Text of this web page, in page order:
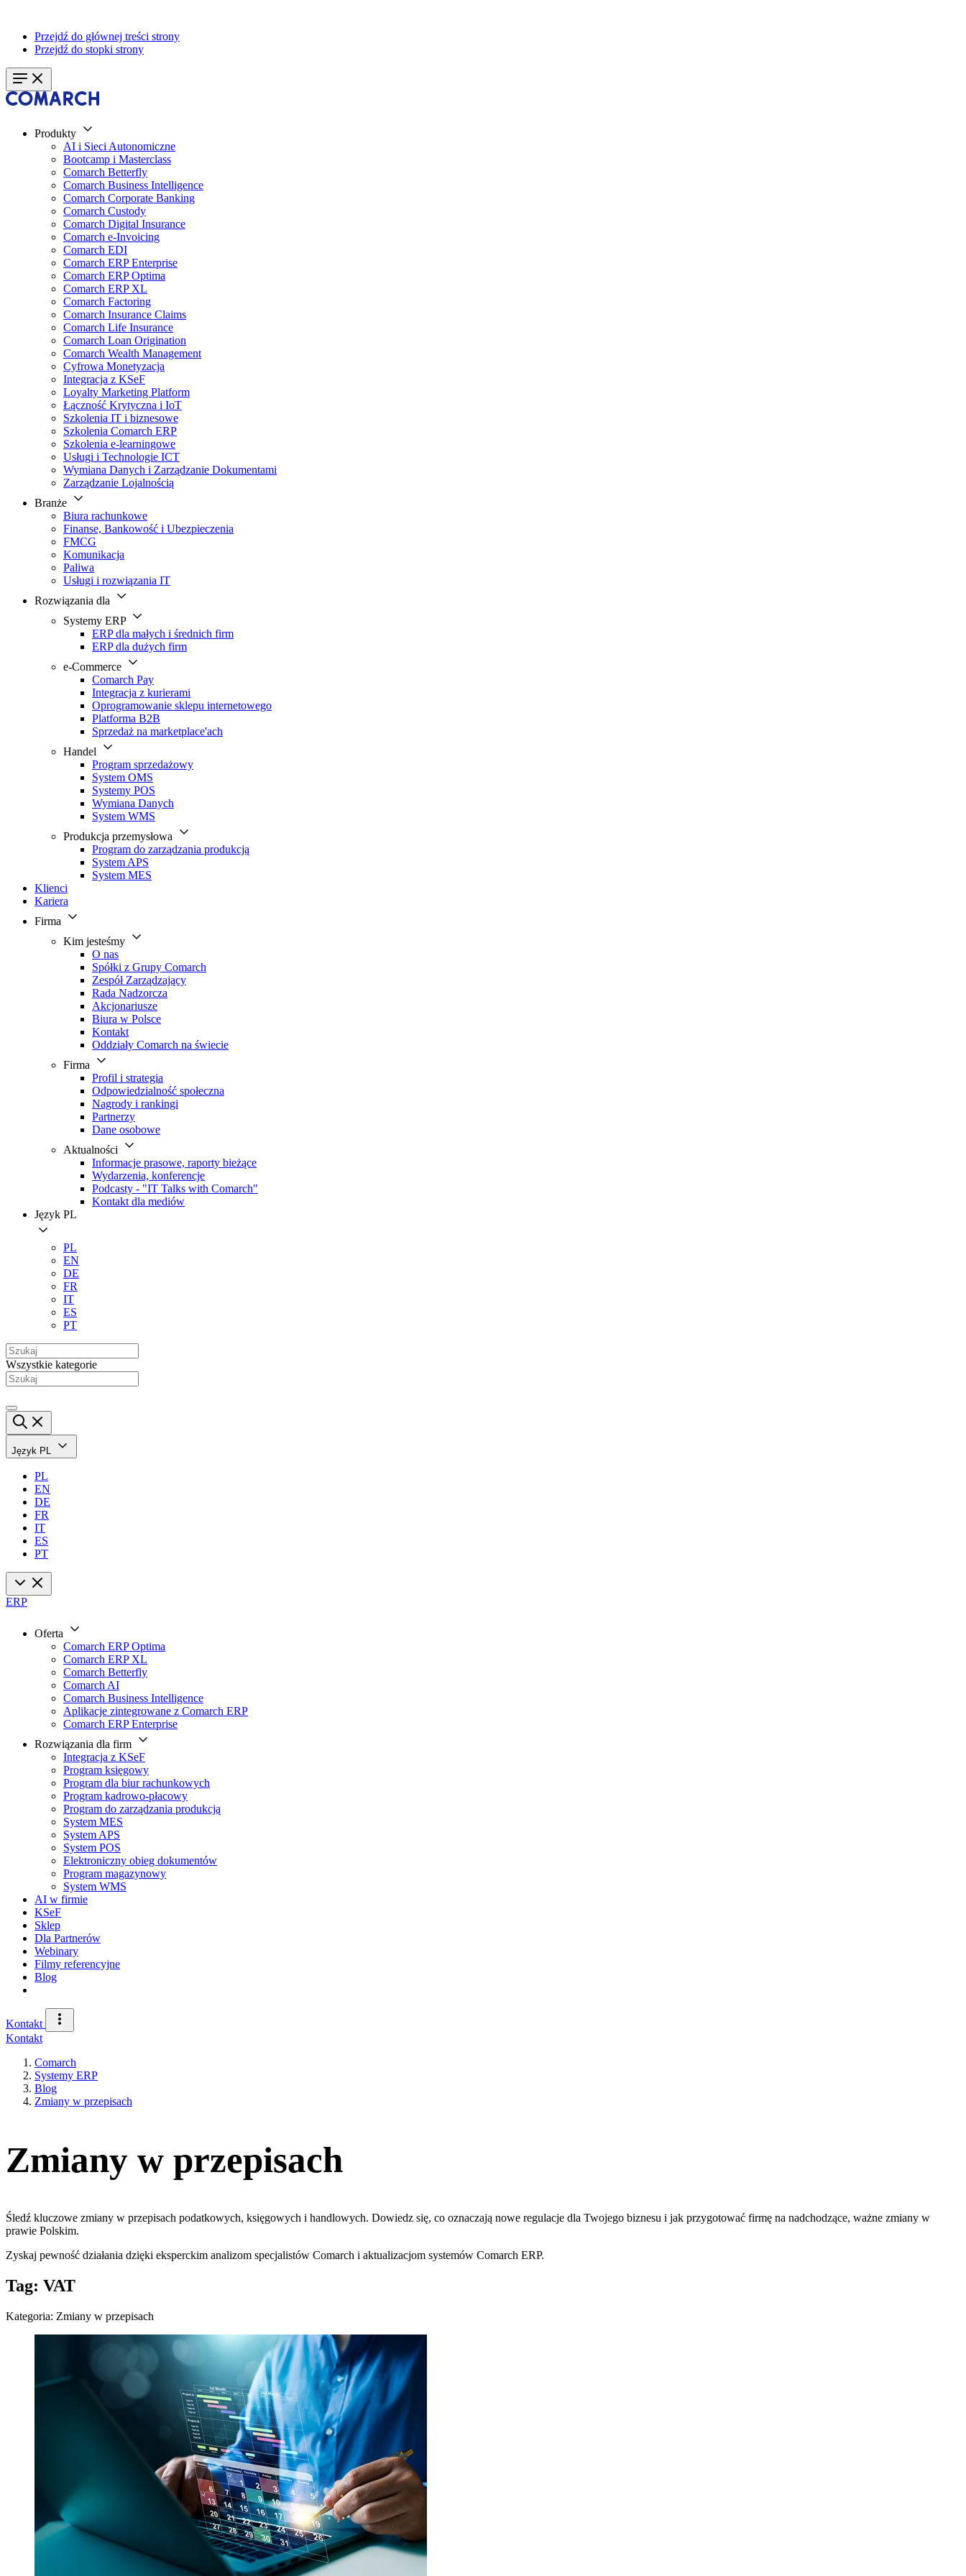
Przejdź do głównej treści strony
Przejdź do stopki strony
Produkty
AI i Sieci Autonomiczne
Bootcamp i Masterclass
Comarch Betterfly
Comarch Business Intelligence
Comarch Corporate Banking
Comarch Custody
Comarch Digital Insurance
Comarch e-Invoicing
Comarch EDI
Comarch ERP Enterprise
Comarch ERP Optima
Comarch ERP XL
Comarch Factoring
Comarch Insurance Claims
Comarch Life Insurance
Comarch Loan Origination
Comarch Wealth Management
Cyfrowa Monetyzacja
Integracja z KSeF
Loyalty Marketing Platform
Łączność Krytyczna i IoT
Szkolenia IT i biznesowe
Szkolenia Comarch ERP
Szkolenia e-learningowe
Usługi i Technologie ICT
Wymiana Danych i Zarządzanie Dokumentami
Zarządzanie Lojalnością
Branże
Biura rachunkowe
Finanse, Bankowość i Ubezpieczenia
FMCG
Komunikacja
Paliwa
Usługi i rozwiązania IT
Rozwiązania dla
Systemy ERP
ERP dla małych i średnich firm
ERP dla dużych firm
e-Commerce
Comarch Pay
Integracja z kurierami
Oprogramowanie sklepu internetowego
Platforma B2B
Sprzedaż na marketplace'ach
Handel
Program sprzedażowy
System OMS
Systemy POS
Wymiana Danych
System WMS
Produkcja przemysłowa
Program do zarządzania produkcją
System APS
System MES
Klienci
Kariera
Firma
Kim jesteśmy
O nas
Spółki z Grupy Comarch
Zespół Zarządzający
Rada Nadzorcza
Akcjonariusze
Biura w Polsce
Kontakt
Oddziały Comarch na świecie
Firma
Profil i strategia
Odpowiedzialność społeczna
Nagrody i rankingi
Partnerzy
Dane osobowe
Aktualności
Informacje prasowe, raporty bieżące
Wydarzenia, konferencje
Podcasty - "IT Talks with Comarch"
Kontakt dla mediów
Język PL
PL
EN
DE
FR
IT
ES
PT
Wszystkie kategorie
Język PL
PL
EN
DE
FR
IT
ES
PT
ERP
Oferta
Comarch ERP Optima
Comarch ERP XL
Comarch Betterfly
Comarch AI
Comarch Business Intelligence
Aplikacje zintegrowane z Comarch ERP
Comarch ERP Enterprise
Rozwiązania dla firm
Integracja z KSeF
Program księgowy
Program dla biur rachunkowych
Program kadrowo-płacowy
Program do zarządzania produkcją
System MES
System APS
System POS
Elektroniczny obieg dokumentów
Program magazynowy
System WMS
AI w firmie
KSeF
Sklep
Dla Partnerów
Webinary
Filmy referencyjne
Blog
Kontakt
Kontakt
Comarch
Systemy ERP
Blog
Zmiany w przepisach
Zmiany w przepisach
Śledź kluczowe zmiany w przepisach podatkowych, księgowych i handlowych. Dowiedz się, co oznaczają nowe regulacje dla Twojego biznesu i jak przygotować firmę na nadchodzące, ważne zmiany w
prawie Polskim.
Zyskaj pewność działania dzięki eksperckim analizom specjalistów Comarch i aktualizacjom systemów Comarch ERP.
Tag: VAT
Kategoria: Zmiany w przepisach